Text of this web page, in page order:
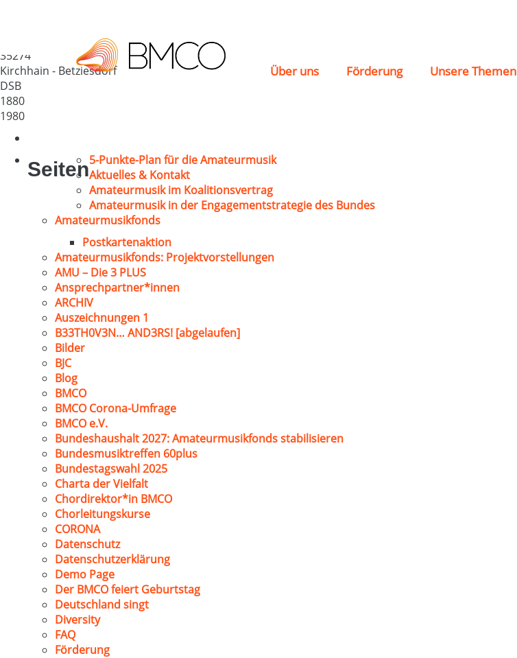
Über uns Förderung Unsere Themen
35274
Kirchhain - Betziesdorf
DSB
1880
1980
Seiten5-Punkte-Plan für die Amateurmusik
Aktuelles & Kontakt
Amateurmusik im Koalitionsvertrag
Amateurmusik in der Engagementstrategie des Bundes
Amateurmusikfonds
Postkartenaktion
Amateurmusikfonds: Projektvorstellungen
AMU – Die 3 PLUS
Ansprechpartner*innen
ARCHIV
Auszeichnungen 1
B33TH0V3N… AND3RS! [abgelaufen]
Bilder
BJC
Blog
BMCO
BMCO Corona-Umfrage
BMCO e.V.
Bundeshaushalt 2027: Amateurmusikfonds stabilisieren
Bundesmusiktreffen 60plus
Bundestagswahl 2025
Charta der Vielfalt
Chordirektor*in BMCO
Chorleitungskurse
CORONA
Datenschutz
Datenschutzerklärung
Demo Page
Der BMCO feiert Geburtstag
Deutschland singt
Diversity
FAQ
Förderung